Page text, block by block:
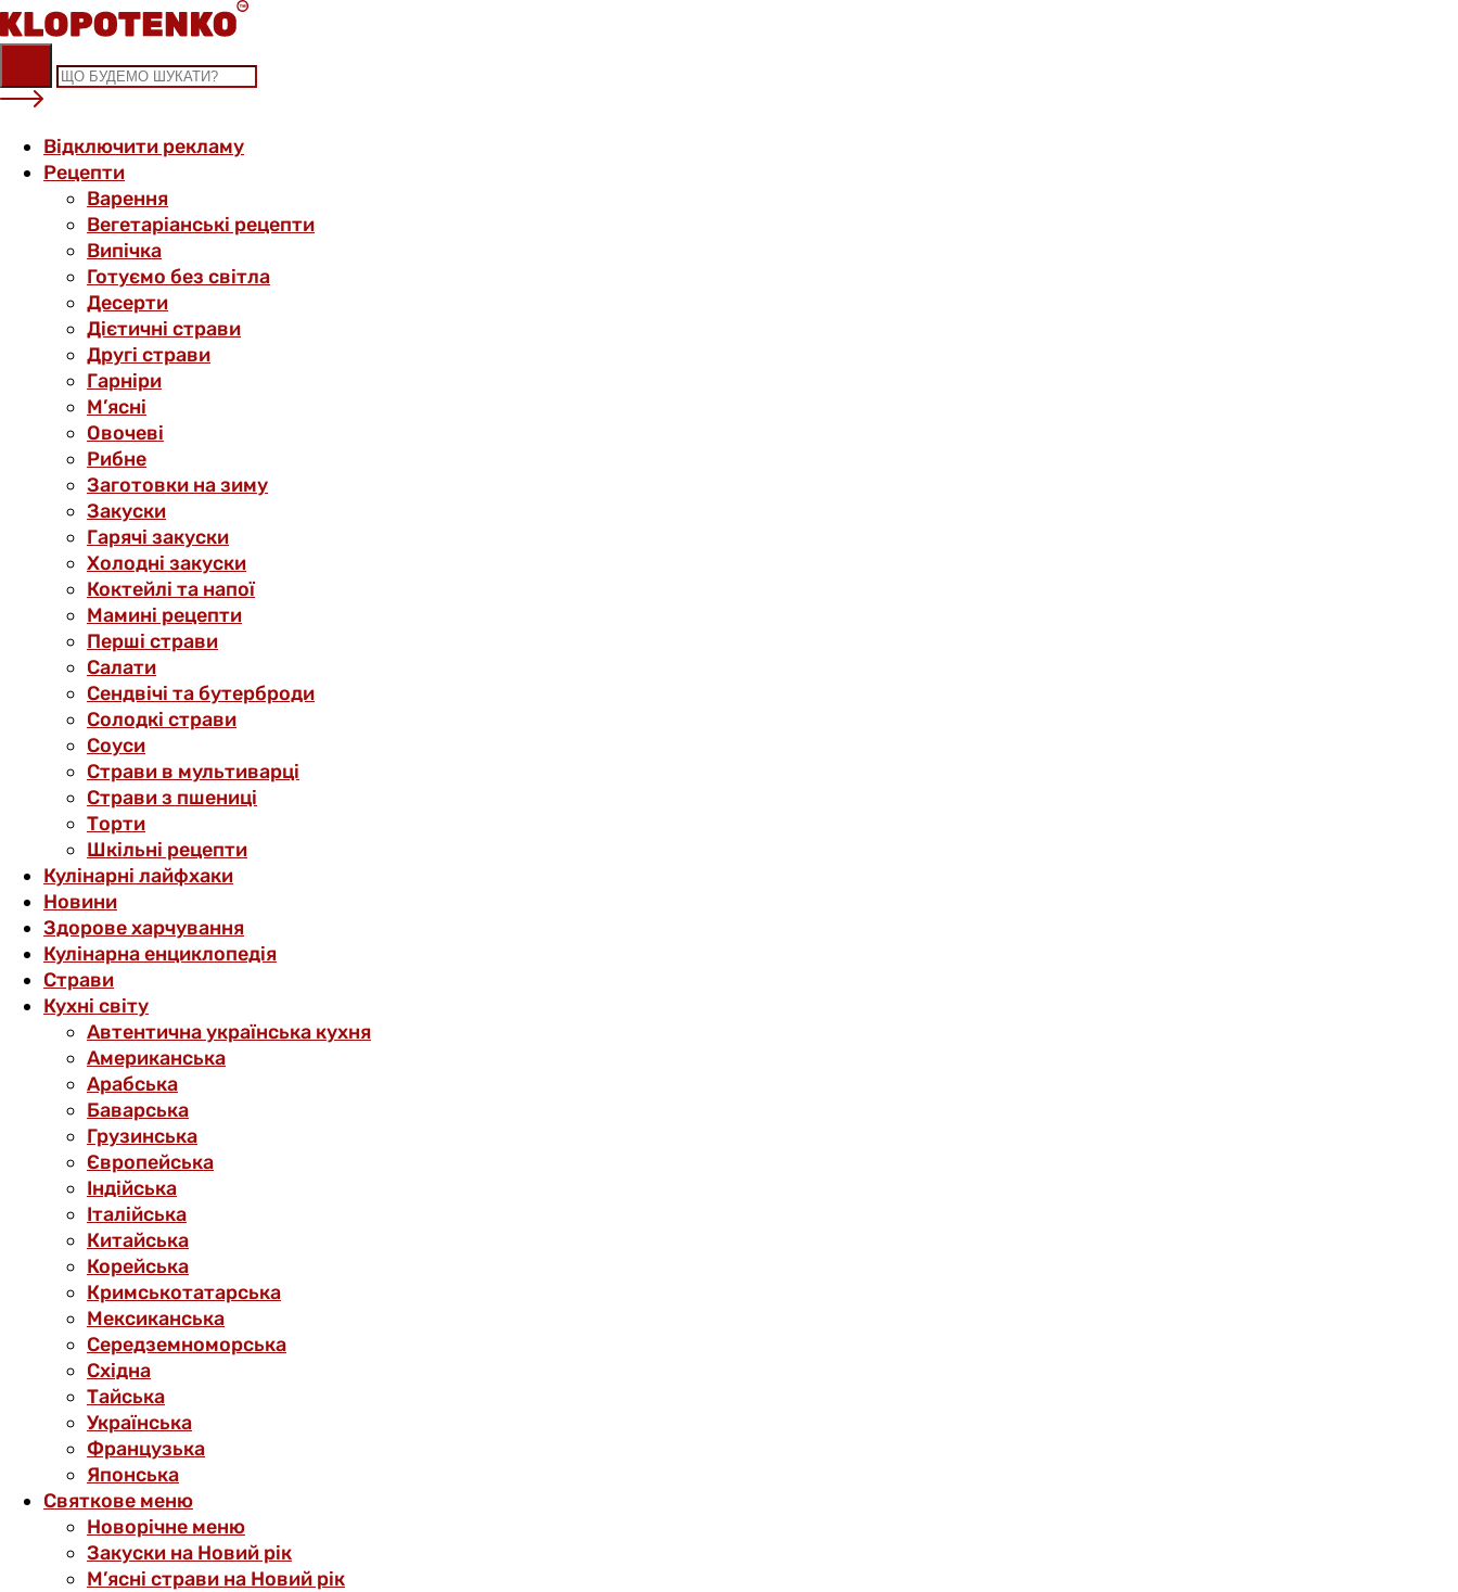
Skip
to
content
Відключити рекламу
Рецепти
Варення
Вегетаріанські рецепти
Випічка
Готуємо без світла
Десерти
Дієтичні страви
Другі страви
Гарніри
М’ясні
Овочеві
Рибне
Заготовки на зиму
Закуски
Гарячі закуски
Холодні закуски
Коктейлі та напої
Мамині рецепти
Перші страви
Салати
Сендвічі та бутерброди
Солодкі страви
Соуси
Страви в мультиварці
Страви з пшениці
Торти
Шкільні рецепти
Кулінарні лайфхаки
Новини
Здорове харчування
Кулінарна енциклопедія
Страви
Кухні світу
Автентична українська кухня
Американська
Арабська
Баварська
Грузинська
Європейська
Індійська
Італійська
Китайська
Корейська
Кримськотатарська
Мексиканська
Середземноморська
Східна
Тайська
Українська
Французька
Японська
Святкове меню
Новорічне меню
Закуски на Новий рік
М’ясні страви на Новий рік